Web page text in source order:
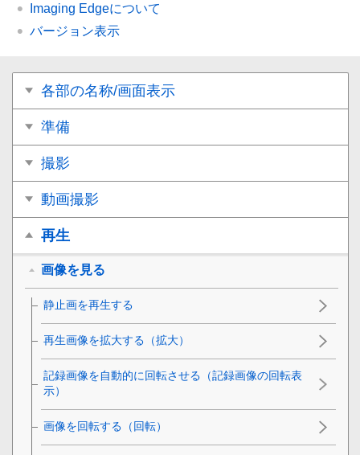
Imaging Edgeについて
バージョン表示
各部の名称/画面表示
準備
撮影
動画撮影
再生
画像を見る
静止画を再生する
再生画像を拡大する（拡大）
記録画像を自動的に回転させる（記録画像の回転表
示）
画像を回転する（回転）